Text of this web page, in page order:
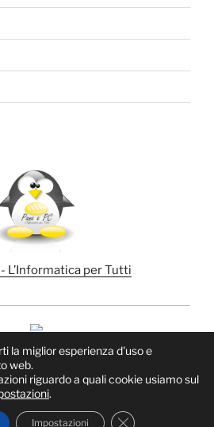
L’Informatica per Tutti
la miglior esperienza d'uso e
web.
riguardo a quali cookie usiamo sul
.
Impostazioni Close GDPR